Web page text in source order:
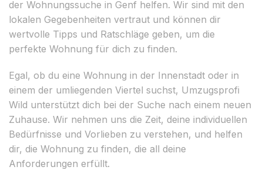
der Wohnungssuche in Genf helfen. Wir sind mit den
lokalen Gegebenheiten vertraut und können dir
wertvolle Tipps und Ratschläge geben, um die
perfekte Wohnung für dich zu finden.
Egal, ob du eine Wohnung in der Innenstadt oder in
einem der umliegenden Viertel suchst, Umzugsprofi
Wild unterstützt dich bei der Suche nach einem neuen
Zuhause. Wir nehmen uns die Zeit, deine individuellen
Bedürfnisse und Vorlieben zu verstehen, und helfen
dir, die Wohnung zu finden, die all deine
Anforderungen erfüllt.